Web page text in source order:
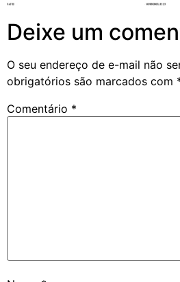
Deixe um
O seu endereço de e-mail não
obrigatórios são marcados com
Comentário *